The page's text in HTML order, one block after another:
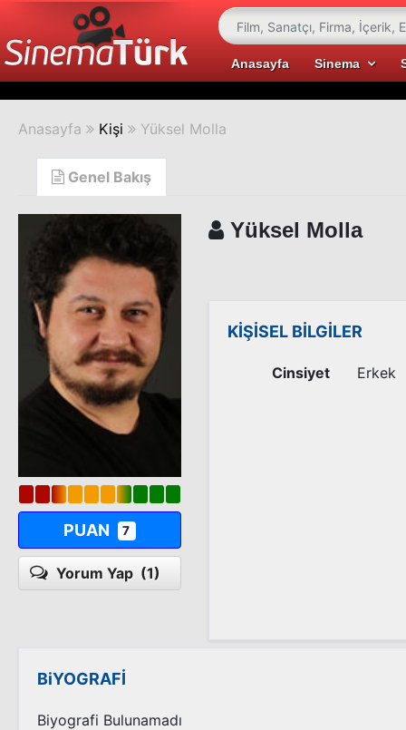
Anasayfa Sinema
Anasayfa Kişi Yüksel Molla
Genel Bakış
PUAN 7
Yorum Yap (1)
Yüksel Molla
KİŞİSEL BİLGİLER
Cinsiyet Erkek
BiYOGRAFİ
Biyografi Bulunamadı